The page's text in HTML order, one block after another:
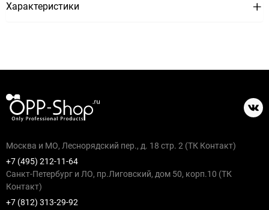
Характеристики
Москва и МО, Леснорядский пер., д. 18 стр. 2 (ТК Контакт)
+7 (495) 212-11-64
Санкт-Петербург и ЛО, пр.Лиговский, дом 50, корп.10 (ТК
Контакт)
+7 (812) 313-29-92